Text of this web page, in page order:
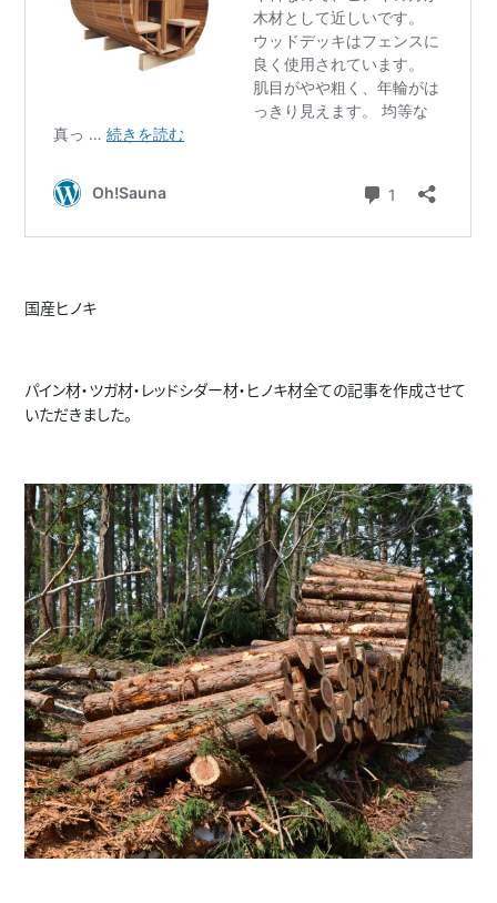
国産ヒノキ
パイン材・ツガ材・レッドシダー材・ヒノキ材全ての記事を作成させて
いただきました。